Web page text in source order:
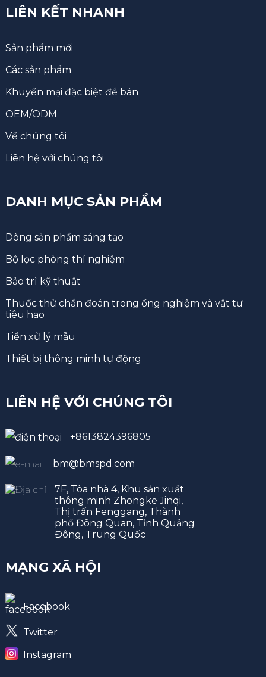
LIÊN KẾT NHANH
Sản phẩm mới
Các sản phẩm
Khuyến mại đặc biệt để bán
OEM/ODM
Về chúng tôi
Liên hệ với chúng tôi
DANH MỤC SẢN PHẨM
Dòng sản phẩm sáng tạo
Bộ lọc phòng thí nghiệm
Bảo trì kỹ thuật
Thuốc thử chẩn đoán trong ống nghiệm và vật tư
tiêu hao
Tiền xử lý mẫu
Thiết bị thông minh tự động
LIÊN HỆ VỚI CHÚNG TÔI
+8613824396805
bm@bmspd.com
7F, Tòa nhà 4, Khu sản xuất
thông minh Zhongke Jinqi,
Thị trấn Fenggang, Thành
phố Đông Quan, Tỉnh Quảng
Đông, Trung Quốc
MẠNG XÃ HỘI
Facebook
Twitter
Instagram